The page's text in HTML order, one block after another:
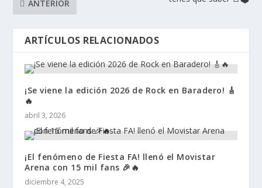
ANTERIOR
ARTÍCULOS RELACIONADOS
¡Se viene la edición 2026 de Rock en Baradero! 🎸
🔥
abril 3, 2026
¡El fenómeno de Fiesta FA! llenó el Movistar
Arena con 15 mil fans 🎉🔥
diciembre 4, 2025